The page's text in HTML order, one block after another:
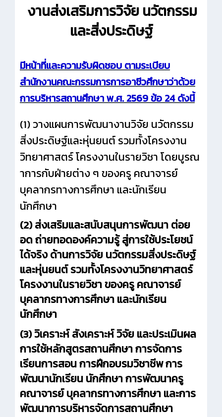
งานส่งเสริมการวิจัย นวัตกรรม
และสิ่งประดิษฐ์
มีหน้าที่และความรับผิดชอบ ตามระเบียบ
สำนักงานคณะกรรมการการอาชีวศึกษาว่าด้วย
การบริหารสถานศึกษา พ.ศ. 2569 ข้อ 24 ดังนี้
(1) วางแผนการพัฒนางานวิจัย นวัตกรรม
สิ่งประดิษฐ์และหุ่นยนต์ รวมทั้งโครงงาน
วิทยาศาสตร์ โครงงานในรายวิชา โดยบูรณ
าการกับฝ่ายต่าง ๆ ของครู คณาจารย์
บุคลากรทางการศึกษา และนักเรียน
นักศึกษา
(2) ส่งเสริมและสนับสนุนการพัฒนา ต่อย
อด ถ่ายทอดองค์ความรู้ สู่การใช้ประโยชน์
ได้จริง ด้านการวิจัย นวัตกรรมสิ่งประดิษฐ์
และหุ่นยนต์ รวมทั้งโครงงานวิทยาศาสตร์
โครงงานในรายวิชา ของครู คณาจารย์
บุคลากรทางการศึกษา และนักเรียน
นักศึกษา
(3) วิเคราะห์ สังเคราะห์ วิจัย และประเมินผล
การใช้หลักสูตรสถานศึกษา การจัดการ
เรียนการสอน การฝึกอบรมวิชาชีพ การ
พัฒนานักเรียน นักศึกษา การพัฒนาครู
คณาจารย์ บุคลากรทางการศึกษา และการ
พัฒนาการบริหารจัดการสถานศึกษา